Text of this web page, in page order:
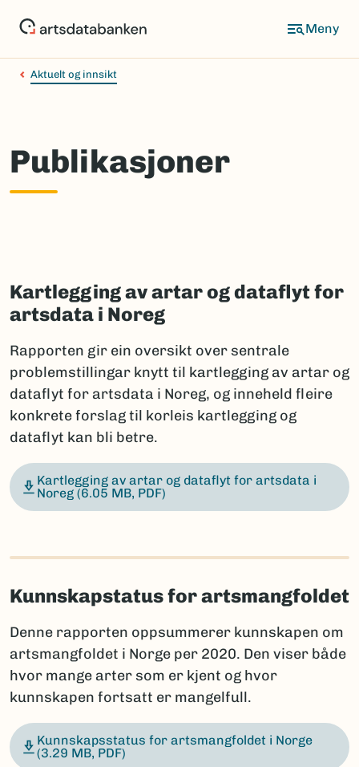
Aktuelt og innsikt
Publikasjoner
Kartlegging av artar og dataflyt for
artsdata i Noreg
Rapporten gir ein oversikt over sentrale
problemstillingar knytt til kartlegging av artar og
dataflyt for artsdata i Noreg, og inneheld fleire
konkrete forslag til korleis kartlegging og
dataflyt kan bli betre.
Kartlegging av artar og dataflyt for artsdata i
Noreg (6.05 MB, PDF)
Kunnskapstatus for artsmangfoldet
Denne rapporten oppsummerer kunnskapen om
artsmangfoldet i Norge per 2020. Den viser både
hvor mange arter som er kjent og hvor
kunnskapen fortsatt er mangelfull.
Kunnskapsstatus for artsmangfoldet i Norge
(3.29 MB, PDF)